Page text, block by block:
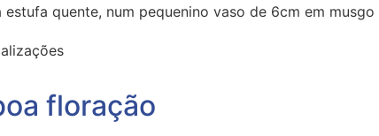
quente, num pequenino vaso de 6cm em musgo
floração